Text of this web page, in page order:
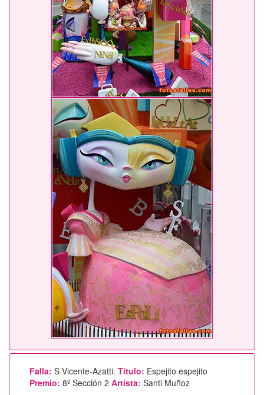
Falla: S Vicente-Azatti. Título: Espejito espejito
Premio: 8º Sección 2 Artista: Santi Muñoz